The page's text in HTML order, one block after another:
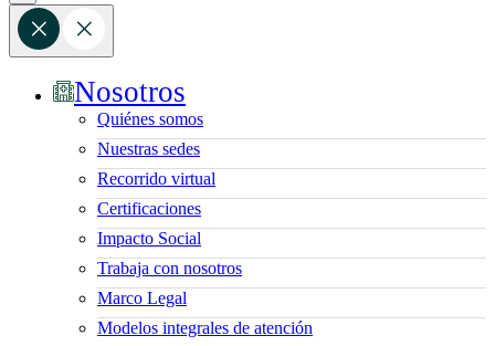
Nosotros
Quiénes somos
Nuestras sedes
Recorrido virtual
Certificaciones
Impacto Social
Trabaja con nosotros
Marco Legal
Modelos integrales de atención